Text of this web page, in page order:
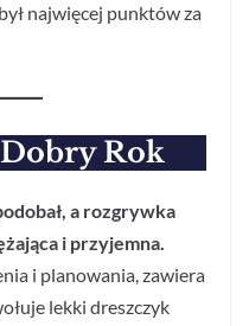
najwięcej punktów za
Rok
a rozgrywka
i przyjemna.
i planowania, zawiera
lekki dreszczyk